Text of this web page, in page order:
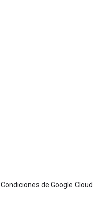
Condiciones de Google Cloud